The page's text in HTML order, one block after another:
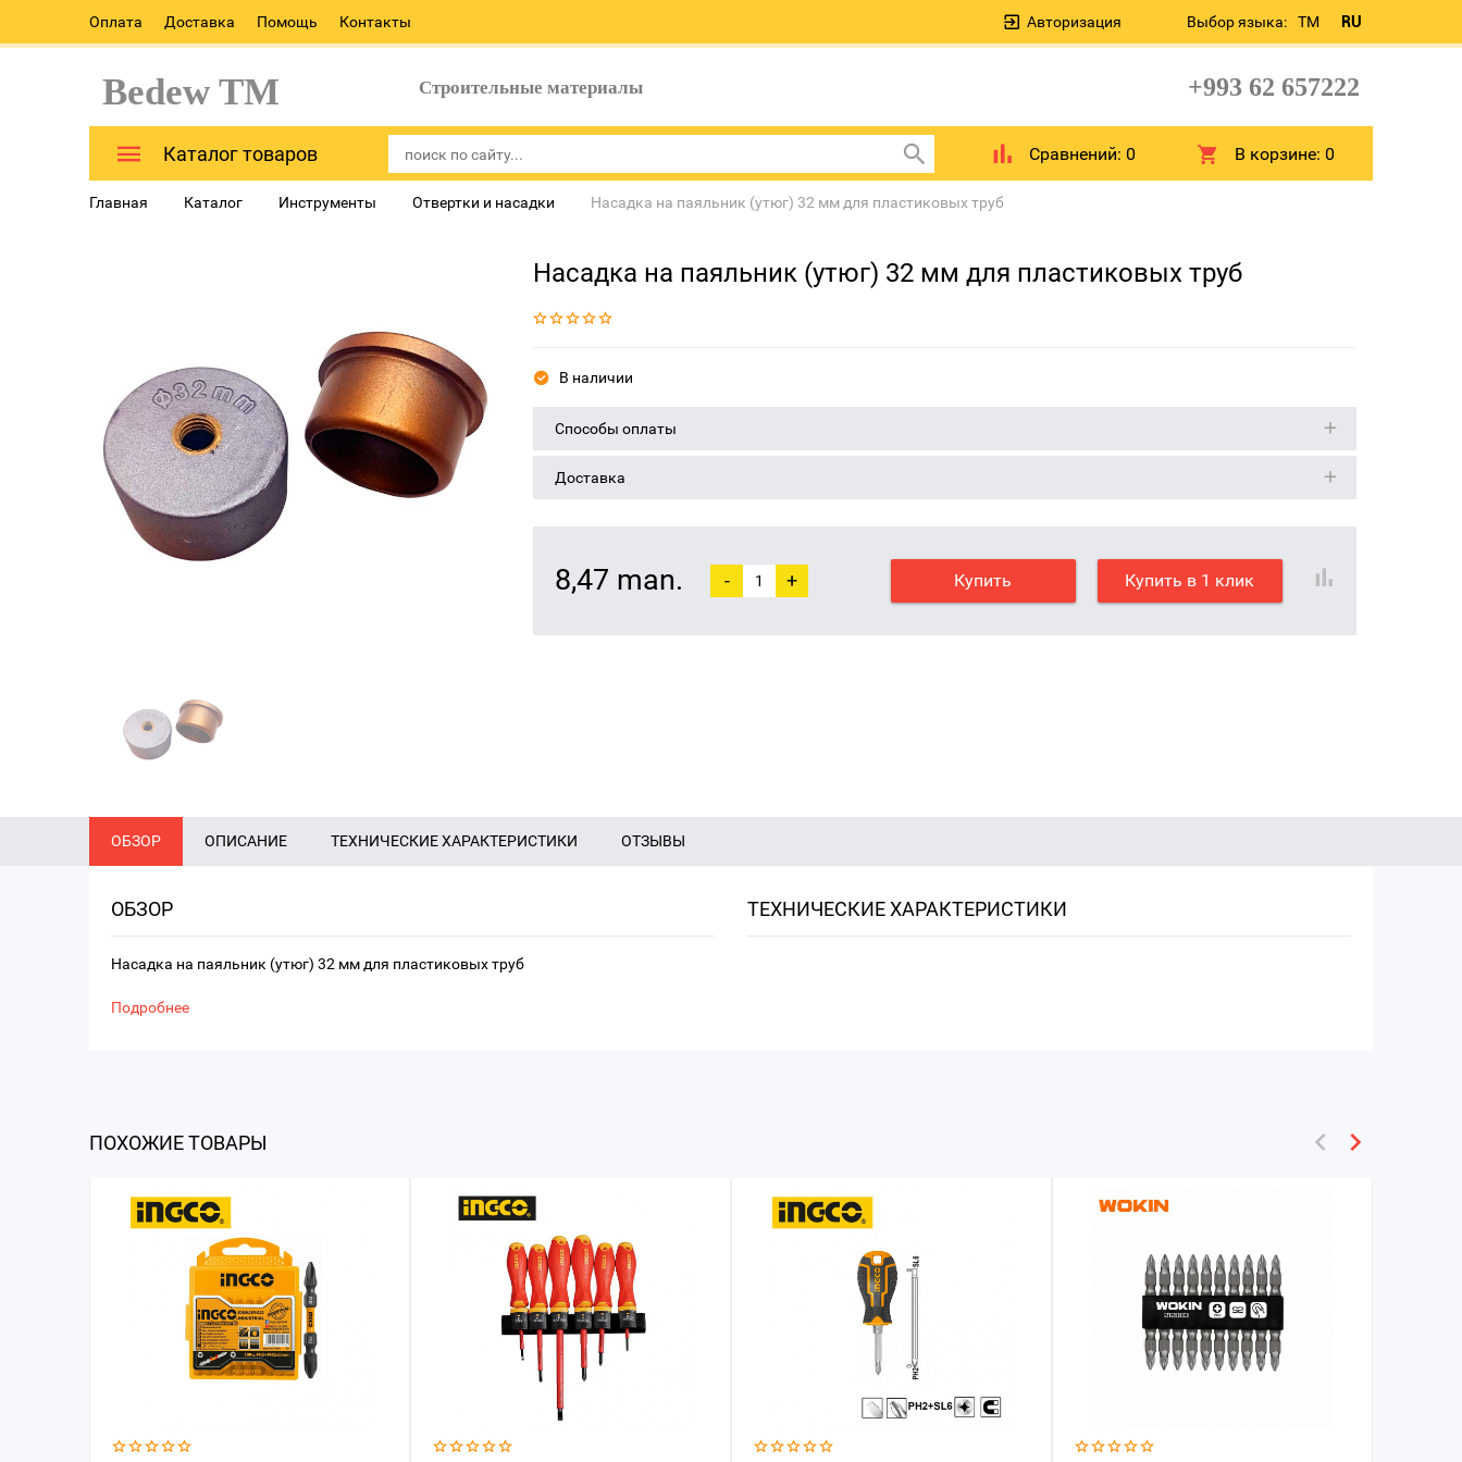
Оплата Доставка Помощь Контакты Выбор языка: TM RU
Авторизация
Bedew TM Строительные материалы +993 62 657222
Каталог товаров Сравнений: 0 В корзине:0
Главная Каталог Инструменты Отвертки и насадки Насадка на паяльник (утюг) 32 мм для пластиковых труб
Насадка на паяльник (утюг) 32 мм для пластиковых труб
В наличии
Способы оплаты
Доставка
8,47 man. - + Купить Купить в 1 клик
ОБЗОР ОПИСАНИЕ ТЕХНИЧЕСКИЕ ХАРАКТЕРИСТИКИ ОТЗЫВЫ
ОБЗОР
Насадка на паяльник (утюг) 32 мм для пластиковых труб
Подробнее
ТЕХНИЧЕСКИЕ ХАРАКТЕРИСТИКИ
ПОХОЖИЕ ТОВАРЫ